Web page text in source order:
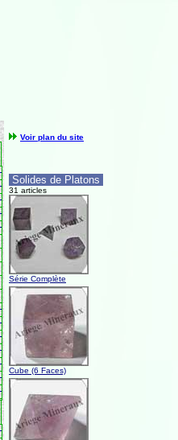
Voir plan du site
Solides de Platons
31 articles
Série Complète
Cube (6 Faces)